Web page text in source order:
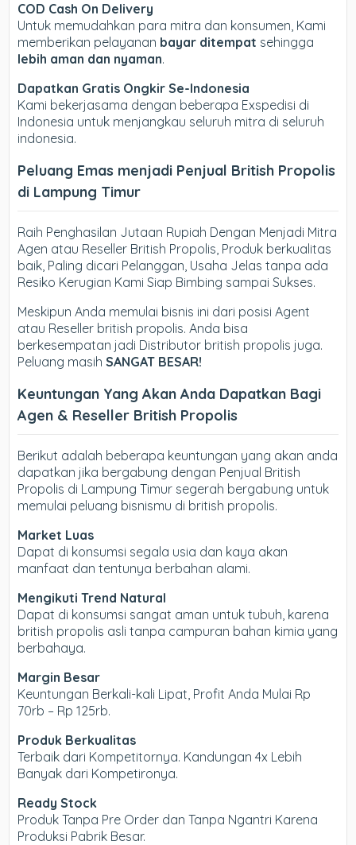
COD Cash On Delivery
Untuk memudahkan para mitra dan konsumen, Kami
memberikan pelayanan bayar ditempat sehingga
lebih aman dan nyaman.
Dapatkan Gratis Ongkir Se-Indonesia
Kami bekerjasama dengan beberapa Exspedisi di
Indonesia untuk menjangkau seluruh mitra di seluruh
indonesia.
Peluang Emas menjadi Penjual British Propolis
di Lampung Timur
Raih Penghasilan Jutaan Rupiah Dengan Menjadi Mitra
Agen atau Reseller British Propolis, Produk berkualitas
baik, Paling dicari Pelanggan, Usaha Jelas tanpa ada
Resiko Kerugian Kami Siap Bimbing sampai Sukses.
Meskipun Anda memulai bisnis ini dari posisi Agent
atau Reseller british propolis. Anda bisa
berkesempatan jadi Distributor british propolis juga.
Peluang masihSANGAT BESAR!
Keuntungan Yang Akan Anda Dapatkan Bagi
Agen & Reseller British Propolis
Berikut adalah beberapa keuntungan yang akan anda
dapatkan jika bergabung dengan Penjual British
Propolis di Lampung Timur segerah bergabung untuk
memulai peluang bisnismu di british propolis.
Market Luas
Dapat di konsumsi segala usia dan kaya akan
manfaat dan tentunya berbahan alami.
Mengikuti Trend Natural
Dapat di konsumsi sangat aman untuk tubuh, karena
british propolis asli tanpa campuran bahan kimia yang
berbahaya.
Margin Besar
Keuntungan Berkali-kali Lipat, Profit Anda Mulai Rp
70rb – Rp 125rb.
Produk Berkualitas
Terbaik dari Kompetitornya. Kandungan 4x Lebih
Banyak dari Kompetironya.
Ready Stock
Produk Tanpa Pre Order dan Tanpa Ngantri Karena
Produksi Pabrik Besar.